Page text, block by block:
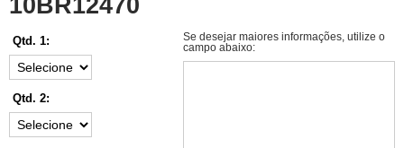
10BR12470
Qtd. 1:
Qtd. 2:
Se desejar maiores informações, utilize o
campo abaixo: